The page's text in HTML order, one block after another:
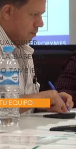
BASE EN
TAMBIÉN
EQUIPO